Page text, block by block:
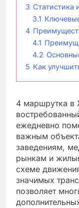
3 Статистика
3.1
4
4.1
4.2
5 Как
4 маршрутка
ежедневно
важным
заведениям,
рынкам и
схеме
значимых
позволяет